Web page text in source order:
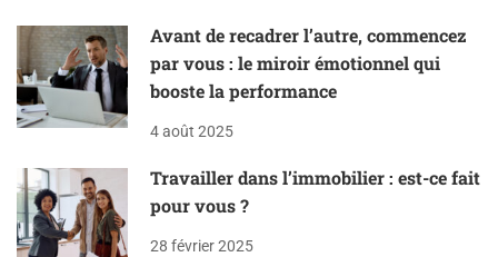
Avant de recadrer l’autre, commencez
par vous : le miroir émotionnel qui
booste la performance
4 août 2025
Travailler dans l’immobilier : est-ce fait
pour vous ?
28 février 2025